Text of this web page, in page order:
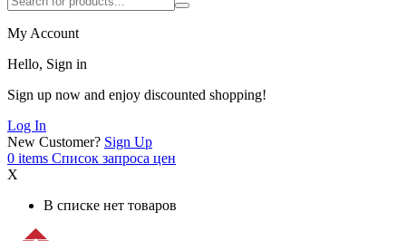
My Account
Hello, Sign in
Sign up now and enjoy discounted shopping!
Log In
New Customer? Sign Up
0 items Список запроса цен
X
В списке нет товаров